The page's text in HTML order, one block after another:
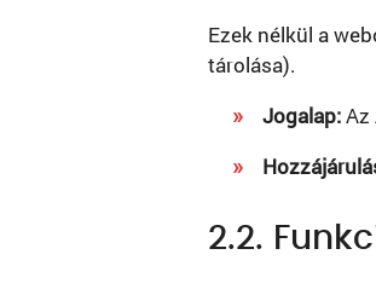
Ezek nélkül a
tárolása).
Jogalap:Az
2.2.